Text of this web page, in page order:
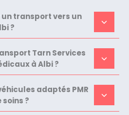
transport vers un
?
Tarn Services
à Albi ?
adaptés PMR
?